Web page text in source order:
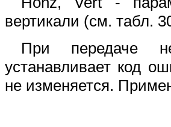
вертикали (см. табл.
При передаче
устанавливает код
не изменяется.